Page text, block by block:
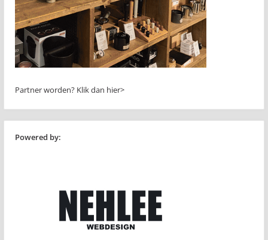
Partner worden? Klik dan hier>
Powered by: